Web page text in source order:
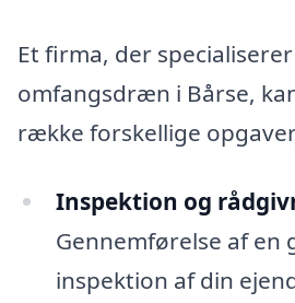
Et firma, der
omfangsdræn i Bårse,
række forskellige
Inspektion og
Gennemførelse af en
inspektion af din